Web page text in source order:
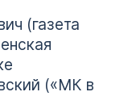
(газета
(«МК в